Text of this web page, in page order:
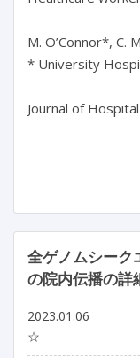
M. O’Connor*, C.
* University
Journal of
全ゲノムシーク
の院内伝播の詳
2023.01.06
☆